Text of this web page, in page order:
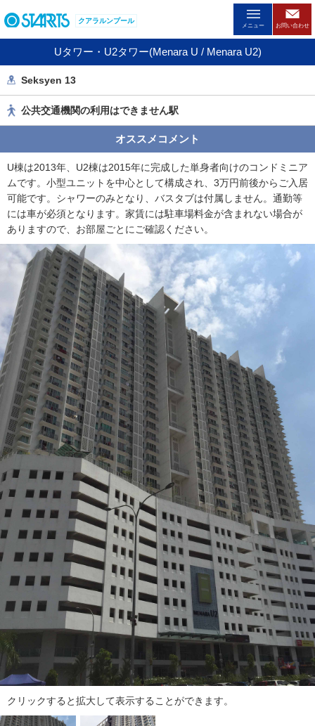
ー
ジ
移
す
め
リ
ン
ダ
情
報
に
移
動
し
ま
す
。
本
文
に
移
動
ま
フ
タ
情
に
移
動
クアラルンプール
メニュー お問い合わせ
Uタワー・U2タワー(Menara U / Menara U2)
Seksyen 13
公共交通機関の利用はできません駅
オススメコメント
U棟は2013年、U2棟は2015年に完成した単身者向けのコンドミニア
ムです。小型ユニットを中心として構成され、3万円前後からご入居
可能です。シャワーのみとなり、バスタブは付属しません。通勤等
には車が必須となります。家賃には駐車場料金が含まれない場合が
ありますので、お部屋ごとにご確認ください。
クリックすると拡大して表示することができます。